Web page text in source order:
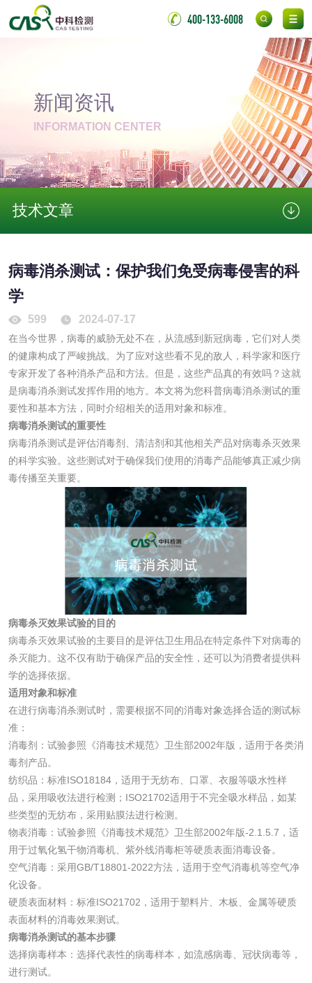
400-133-6008
新闻资讯
INFORMATION CENTER
技术文章
病毒消杀测试：保护我们免受病毒侵害的科
学
599 2024-07-17
在当今世界，病毒的威胁无处不在，从流感到新冠病毒，它们对人类
的健康构成了严峻挑战。为了应对这些看不见的敌人，科学家和医疗
专家开发了各种消杀产品和方法。但是，这些产品真的有效吗？这就
是病毒消杀测试发挥作用的地方。本文将为您科普病毒消杀测试的重
要性和基本方法，同时介绍相关的适用对象和标准。
病毒消杀测试的重要性
病毒消杀测试是评估消毒剂、清洁剂和其他相关产品对病毒杀灭效果
的科学实验。这些测试对于确保我们使用的消毒产品能够真正减少病
毒传播至关重要。
病毒杀灭效果试验的目的
病毒杀灭效果试验的主要目的是评估卫生用品在特定条件下对病毒的
杀灭能力。这不仅有助于确保产品的安全性，还可以为消费者提供科
学的选择依据。
适用对象和标准
在进行病毒消杀测试时，需要根据不同的消毒对象选择合适的测试标
准：
消毒剂：试验参照《消毒技术规范》卫生部2002年版，适用于各类消
毒剂产品。
纺织品：标准ISO18184，适用于无纺布、口罩、衣服等吸水性样
品，采用吸收法进行检测；ISO21702适用于不完全吸水样品，如某
些类型的无纺布，采用贴膜法进行检测。
物表消毒：试验参照《消毒技术规范》卫生部2002年版-2.1.5.7，适
用于过氧化氢干物消毒机、紫外线消毒柜等硬质表面消毒设备。
空气消毒：采用GB/T18801-2022方法，适用于空气消毒机等空气净
化设备。
硬质表面材料：标准ISO21702，适用于塑料片、木板、金属等硬质
表面材料的消毒效果测试。
病毒消杀测试的基本步骤
选择病毒样本：选择代表性的病毒样本，如流感病毒、冠状病毒等，
进行测试。
镀膜抗菌玻璃检测
光触媒检测
成分分析配方研发 驱蚊检测
防霉检测 霉菌污染分析
消毒产品备案
微生物检测
化妆品
化妆品急性经口毒
性试验
化妆品皮肤变态反
皮肤光变态反应试
验
日化产品
清洗剂检测 日化产品毒理检测
洗手液检测
水处理剂
水处理药剂检测 聚丙烯酰胺检测
工业乳状氢氧化钙 铝酸钙检测
三氯异氰尿酸检测